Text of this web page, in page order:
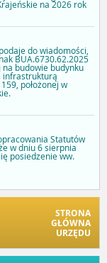
na 2026 rok
do wiadomości,
BUA.6730.62.2025
budowie budynku
infrastrukturą
położonej w
Statutów
w dniu 6 sierpnia
posiedzenie ww.
STRONA
GŁÓWNA
URZĘDU